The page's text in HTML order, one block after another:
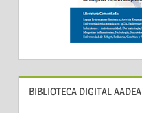
BIBLIOTECA DIGITAL AADEA